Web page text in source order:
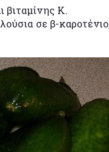
βιταμίνης K.
σε β-